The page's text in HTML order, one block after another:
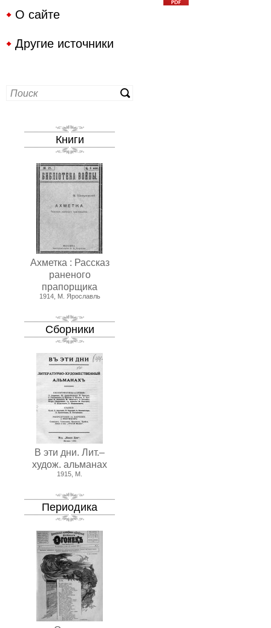
О сайте
Другие источники
Книги
Ахметка : Рассказ
раненого
прапорщика
1914, М. Ярославль
Сборники
В эти дни. Лит.–
худож. альманах
1915, М.
Периодика